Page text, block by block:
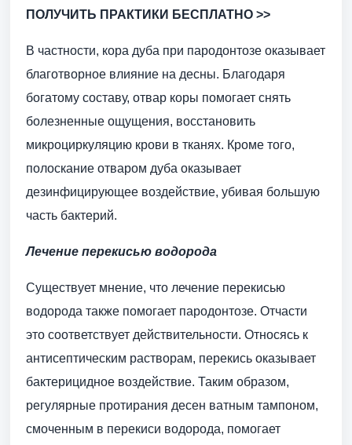
ПОЛУЧИТЬ ПРАКТИКИ БЕСПЛАТНО >>
В частности, кора дуба при пародонтозе оказывает
благотворное влияние на десны. Благодаря
богатому составу, отвар коры помогает снять
болезненные ощущения, восстановить
микроциркуляцию крови в тканях. Кроме того,
полоскание отваром дуба оказывает
дезинфицирующее воздействие, убивая большую
часть бактерий.
Лечение перекисью водорода
Существует мнение, что лечение перекисью
водорода также помогает пародонтозе. Отчасти
это соответствует действительности. Относясь к
антисептическим растворам, перекись оказывает
бактерицидное воздействие. Таким образом,
регулярные протирания десен ватным тампоном,
смоченным в перекиси водорода, помогает